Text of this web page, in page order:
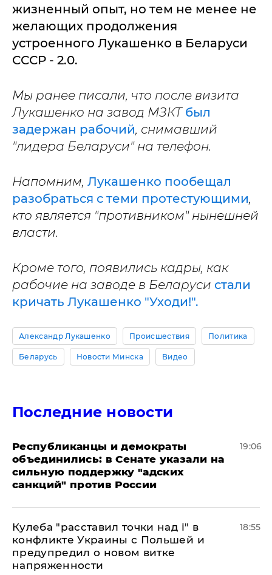
жизненный опыт, но тем не менее не
желающих продолжения
устроенного Лукашенко в Беларуси
СССР - 2.0.
Мы ранее писали, что после визита
Лукашенко на завод МЗКТ был
задержан рабочий, снимавший
"лидера Беларуси" на телефон.
Напомним, Лукашенко пообещал
разобраться с теми протестующими,
кто является "противником" нынешней
власти.
Кроме того, появились кадры, как
рабочие на заводе в Беларуси стали
кричать Лукашенко "Уходи!".
Александр Лукашенко Происшествия Политика
Беларусь Новости Минска Видео
Последние новости
Республиканцы и демократы
объединились: в Сенате указали на
сильную поддержку "адских
санкций" против России
19:06
Кулеба "расставил точки над і" в
конфликте Украины с Польшей и
предупредил о новом витке
напряженности
18:55